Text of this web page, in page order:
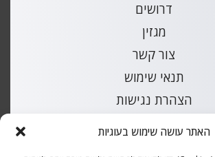
האתר עושה שימוש בעוגיות
דרושים
מגזין
צור קשר
תנאי שימוש
הצהרת נגישות